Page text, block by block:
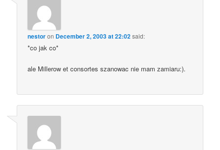
nestoron December 2, 2003 at 22:02said:
*co jak co*
ale Millerow et consortes szanowac nie mam zamiaru:).